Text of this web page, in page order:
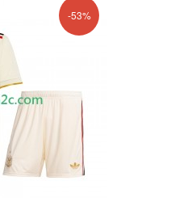
-53%